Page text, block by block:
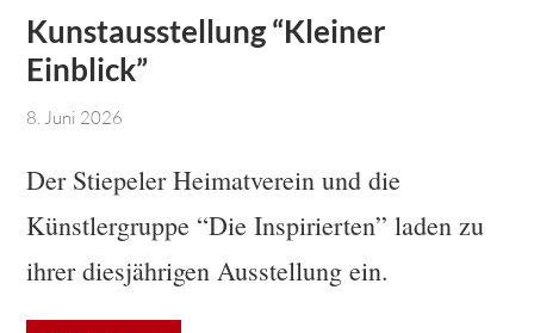
Kunstausstellung “Kleiner
Einblick”
8. Juni 2026
Der Stiepeler Heimatverein und die
Künstlergruppe “Die Inspirierten” laden zu
ihrer diesjährigen Ausstellung ein.